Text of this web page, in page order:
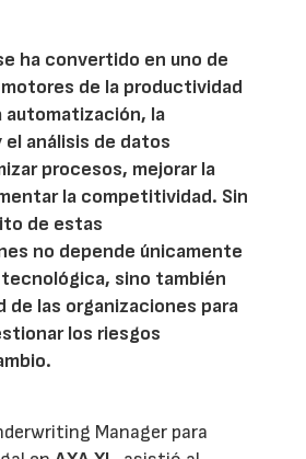
ha convertido en uno de
de la productividad
automatización, la
análisis de datos
procesos, mejorar la
la competitividad. Sin
de estas
no depende únicamente
sino también
de las organizaciones para
los riesgos
Manager para